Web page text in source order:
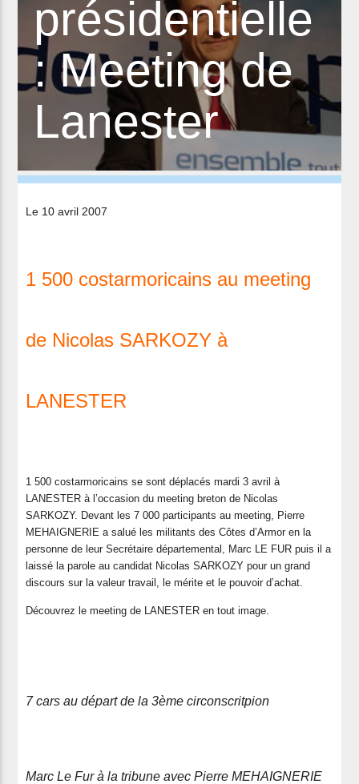
présidentielle
: Meeting de
Lanester
Le 10 avril 2007
1 500 costarmoricains au meeting
de Nicolas SARKOZY à
LANESTER
1 500 costarmoricains se sont déplacés mardi 3 avril à
LANESTER à l’occasion du meeting breton de Nicolas
SARKOZY. Devant les 7 000 participants au meeting, Pierre
MEHAIGNERIE a salué les militants des Côtes d’Armor en la
personne de leur Secrétaire départemental, Marc LE FUR puis il a
laissé la parole au candidat Nicolas SARKOZY pour un grand
discours sur la valeur travail, le mérite et le pouvoir d’achat.
Découvrez le meeting de LANESTER en tout image.
7 cars au départ de la 3ème circonscritpion
Marc Le Fur à la tribune avec Pierre MEHAIGNERIE